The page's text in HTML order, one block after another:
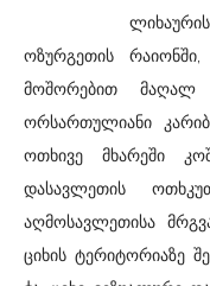
ლიხაურის ციხე,
ოზურგეთის
მოშორებით მაღალ
ორსართულიანი
ოთხივე მხარეში
დასავლეთის
აღმოსავლეთისა
ციხის ტერიტორიაზე